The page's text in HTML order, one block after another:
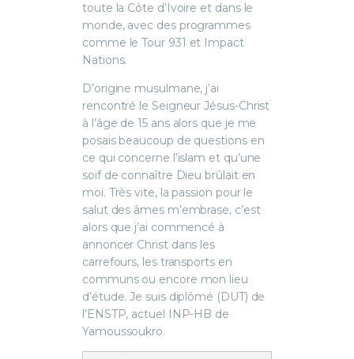
toute la Côte d’Ivoire et dans le
monde, avec des programmes
comme le Tour 931 et Impact
Nations.
D’origine musulmane, j’ai
rencontré le Seigneur Jésus-Christ
à l’âge de 15 ans alors que je me
posais beaucoup de questions en
ce qui concerne l’islam et qu’une
soif de connaître Dieu brûlait en
moi. Très vite, la passion pour le
salut des âmes m’embrase, c’est
alors que j’ai commencé à
annoncer Christ dans les
carrefours, les transports en
communs ou encore mon lieu
d’étude. Je suis diplômé (DUT) de
l’ENSTP, actuel INP-HB de
Yamoussoukro.